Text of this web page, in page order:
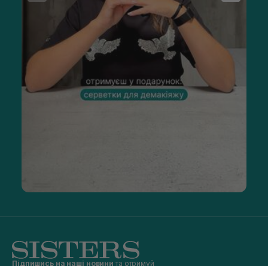
Підпишись на наші новини та отримуй